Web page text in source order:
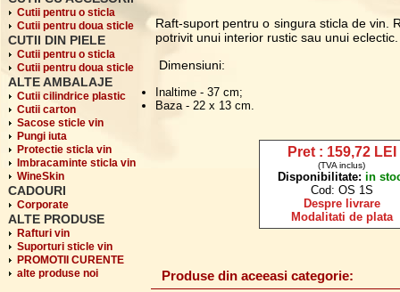
Cutii pentru o sticla
Cutii pentru doua sticle
CUTII DIN PIELE
Cutii pentru o sticla
Cutii pentru doua sticle
ALTE AMBALAJE
Cutii cilindrice plastic
Cutii carton
Sacose sticle vin
Pungi iuta
Protectie sticla vin
Imbracaminte sticla vin
WineSkin
CADOURI
Corporate
ALTE PRODUSE
Rafturi vin
Suporturi sticle vin
PROMOTII CURENTE
alte produse noi
Raft-suport pentru o singura sticla de vin.
potrivit unui interior rustic sau unui eclectic.
Dimensiuni:
Inaltime - 37 cm;
Baza - 22 x 13 cm.
Pret : 159,72 LEI
(TVA inclus)
Disponibilitate: in
Cod: OS 1S
Despre livrare
Modalitati de plata
Produse din aceeasi categorie: